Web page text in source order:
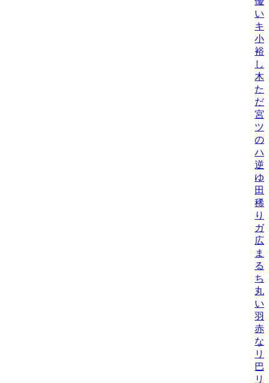
い
キ
小
裕
し
木
た
だ
宮
ツ
の
ハ
逆
ゆ
田
稀
り
ガ
広
ま
る
ち
丸
い
羽
赤
な
リ
巴
リ